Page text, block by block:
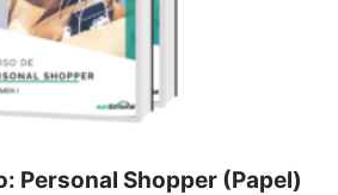
Personal Shopper (Papel)